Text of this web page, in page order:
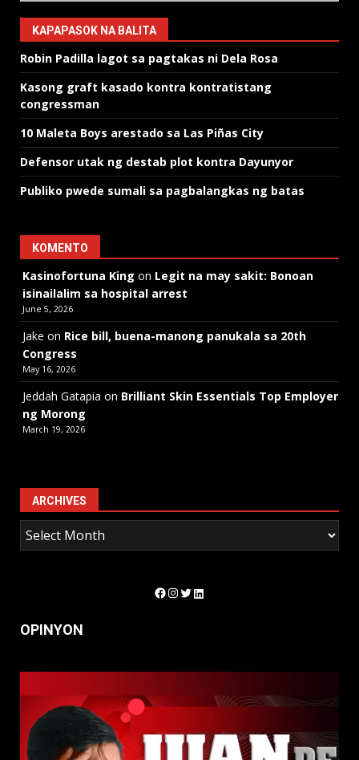
KAPAPASOK NA BALITA
Robin Padilla lagot sa pagtakas ni Dela Rosa
Kasong graft kasado kontra kontratistang
congressman
10 Maleta Boys arestado sa Las Piñas City
Defensor utak ng destab plot kontra Dayunyor
Publiko pwede sumali sa pagbalangkas ng batas
KOMENTO
Kasinofortuna King on Legit na may sakit: Bonoan
isinailalim sa hospital arrest
June 5, 2026
Jake on Rice bill, buena-manong panukala sa 20th
Congress
May 16, 2026
Jeddah Gatapia on Brilliant Skin Essentials Top Employer
ng Morong
March 19, 2026
ARCHIVES
Facebook
Instagram
Twitter
LinkedIn
OPINYON